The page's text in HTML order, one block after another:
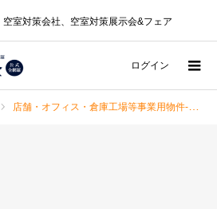
室対策会社、空室対策展示会&フェア
ログイン
店舗・オフィス・倉庫工場等事業用物件-賃貸・賃借